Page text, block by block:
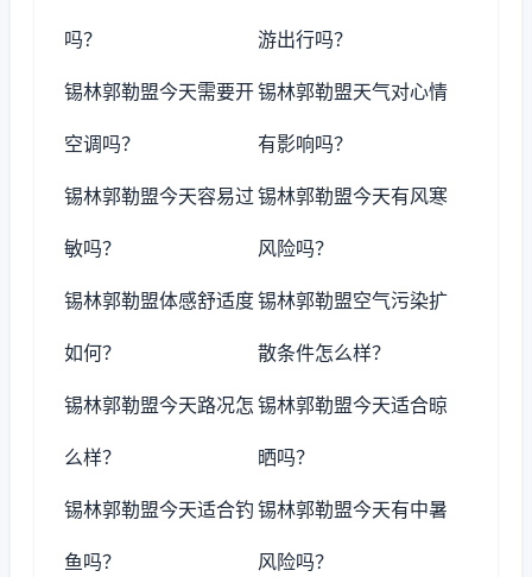
吗？ 游出行吗？
锡林郭勒盟今天需要开
空调吗？
锡林郭勒盟天气对心情
有影响吗？
锡林郭勒盟今天容易过
敏吗？
锡林郭勒盟今天有风寒
风险吗？
锡林郭勒盟体感舒适度
如何？
锡林郭勒盟空气污染扩
散条件怎么样？
锡林郭勒盟今天路况怎
么样？
锡林郭勒盟今天适合晾
晒吗？
锡林郭勒盟今天适合钓
鱼吗？
锡林郭勒盟今天有中暑
风险吗？